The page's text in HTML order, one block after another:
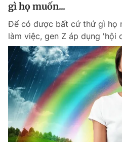
gì họ muốn...
Để có được bất cứ thứ gì họ
làm việc, gen Z áp dụng 'hội